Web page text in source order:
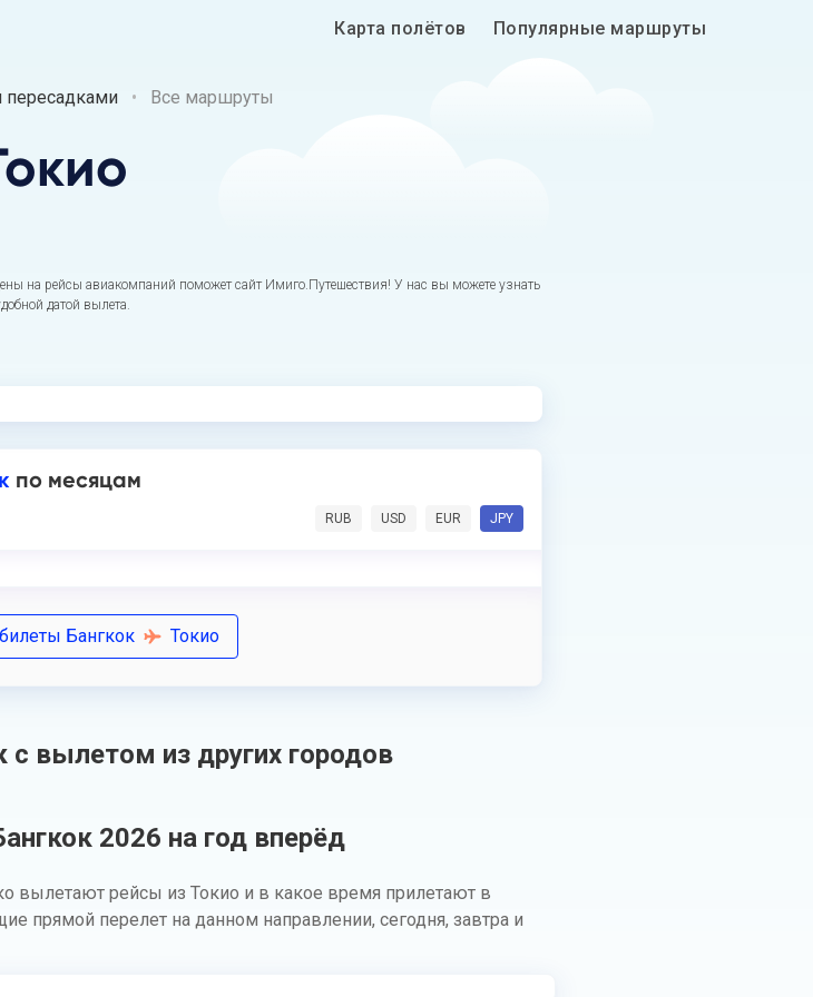
Карта полётов Популярные маршруты
Все маршруты
на рейсы авиакомпаний поможет сайт Имиго.Путешествия! У нас вы можете узнать
датой вылета.
по месяцам
RUB USD EUR JPY
Бангкок Токио
вылетом из других городов
2026 на год вперёд
вылетают рейсы из Токио и в какое время прилетают в
прямой перелет на данном направлении, сегодня, завтра и